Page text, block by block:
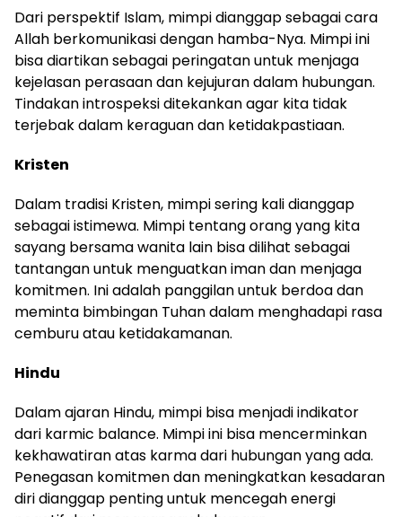
Dari perspektif Islam, mimpi dianggap sebagai cara
Allah berkomunikasi dengan hamba-Nya. Mimpi ini
bisa diartikan sebagai peringatan untuk menjaga
kejelasan perasaan dan kejujuran dalam hubungan.
Tindakan introspeksi ditekankan agar kita tidak
terjebak dalam keraguan dan ketidakpastiaan.
Kristen
Dalam tradisi Kristen, mimpi sering kali dianggap
sebagai istimewa. Mimpi tentang orang yang kita
sayang bersama wanita lain bisa dilihat sebagai
tantangan untuk menguatkan iman dan menjaga
komitmen. Ini adalah panggilan untuk berdoa dan
meminta bimbingan Tuhan dalam menghadapi rasa
cemburu atau ketidakamanan.
Hindu
Dalam ajaran Hindu, mimpi bisa menjadi indikator
dari karmic balance. Mimpi ini bisa mencerminkan
kekhawatiran atas karma dari hubungan yang ada.
Penegasan komitmen dan meningkatkan kesadaran
diri dianggap penting untuk mencegah energi